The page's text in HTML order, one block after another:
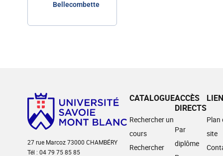
Bellecombette
27 rue Marcoz 73000 CHAMBÉRY
Tél : 04 79 75 85 85
CATALOGUE
Rechercher un
cours
Rechercher
ACCÈS
DIRECTS
Par
diplôme
Plan
site